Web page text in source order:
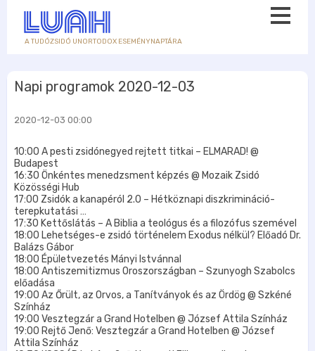
A TUDÓZSIDÓ UNORTODOX ESEMÉNYNAPTÁRA
Napi programok 2020-12-03
2020-12-03 00:00
10:00 A pesti zsidónegyed rejtett titkai – ELMARAD! @
Budapest
16:30 Önkéntes menedzsment képzés @ Mozaik Zsidó
Közösségi Hub
17:00 Zsidók a kanapéról 2.0 – Hétköznapi diszkrimináció-
terepkutatási …
17:30 Kettőslátás – A Biblia a teológus és a filozófus szemével
18:00 Lehetséges-e zsidó történelem Exodus nélkül? Előadó Dr.
Balázs Gábor
18:00 Épületvezetés Mányi Istvánnal
18:00 Antiszemitizmus Oroszországban – Szunyogh Szabolcs
előadása
19:00 Az Őrült, az Orvos, a Tanítványok és az Ördög @ Szkéné
Színház
19:00 Vesztegzár a Grand Hotelben @ József Attila Színház
19:00 Rejtő Jenő: Vesztegzár a Grand Hotelben @ József
Attila Színház